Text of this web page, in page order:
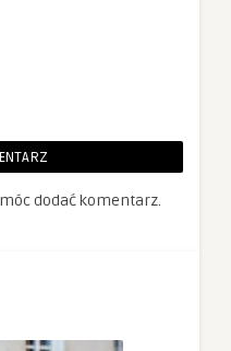
dodać komentarz.